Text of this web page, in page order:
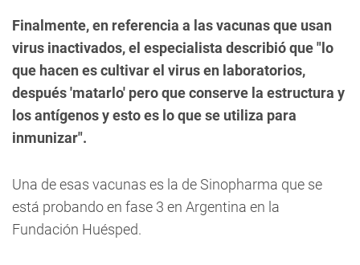
Finalmente, en referencia a las vacunas que usan
virus inactivados, el especialista describió que "lo
que hacen es cultivar el virus en laboratorios,
después 'matarlo' pero que conserve la estructura y
los antígenos y esto es lo que se utiliza para
inmunizar".
Una de esas vacunas es la de Sinopharma que se
está probando en fase 3 en Argentina en la
Fundación Huésped.